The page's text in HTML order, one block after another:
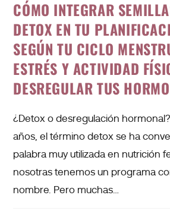
CÓMO INTEGRAR
DETOX EN TU
SEGÚN TU CICLO
ESTRÉS Y ACTIVIDAD
DESREGULAR TUS
¿Detox o desregulación
años, el término detox se ha
palabra muy utilizada en nutrición
nosotras tenemos un programa
nombre. Pero muchas…